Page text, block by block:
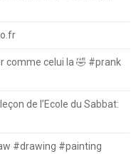
comme celui la 🤣 #prank
de l’Ecole du Sabbat:
#drawing #painting